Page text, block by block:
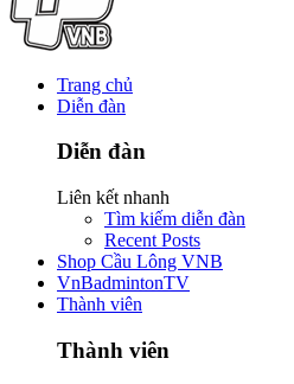
Trang chủ
Diễn đàn
Diễn đàn
Liên kết nhanh
Tìm kiếm diễn đàn
Recent Posts
Shop Cầu Lông VNB
VnBadmintonTV
Thành viên
Thành viên